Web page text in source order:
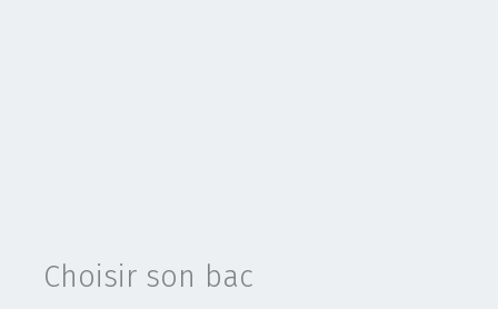
Choisir son bac